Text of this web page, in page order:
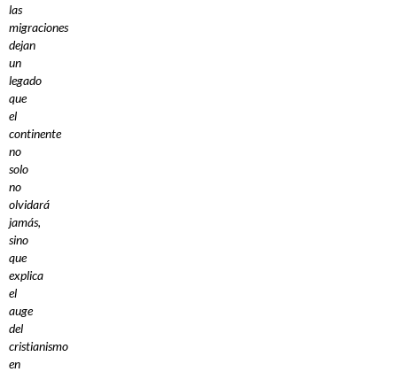
las
migraciones
dejan
un
legado
que
el
continente
no
solo
no
olvidará
jamás,
sino
que
explica
el
auge
del
cristianismo
en